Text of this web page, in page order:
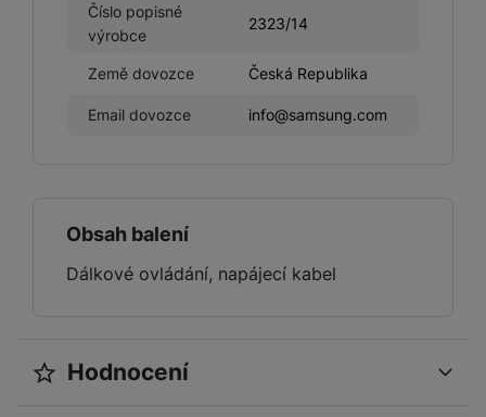
Číslo popisné
výrobce
2323/14
Země dovozce Česká Republika
Email dovozce info@samsung.com
Obsah balení
Dálkové ovládání, napájecí kabel
Hodnocení